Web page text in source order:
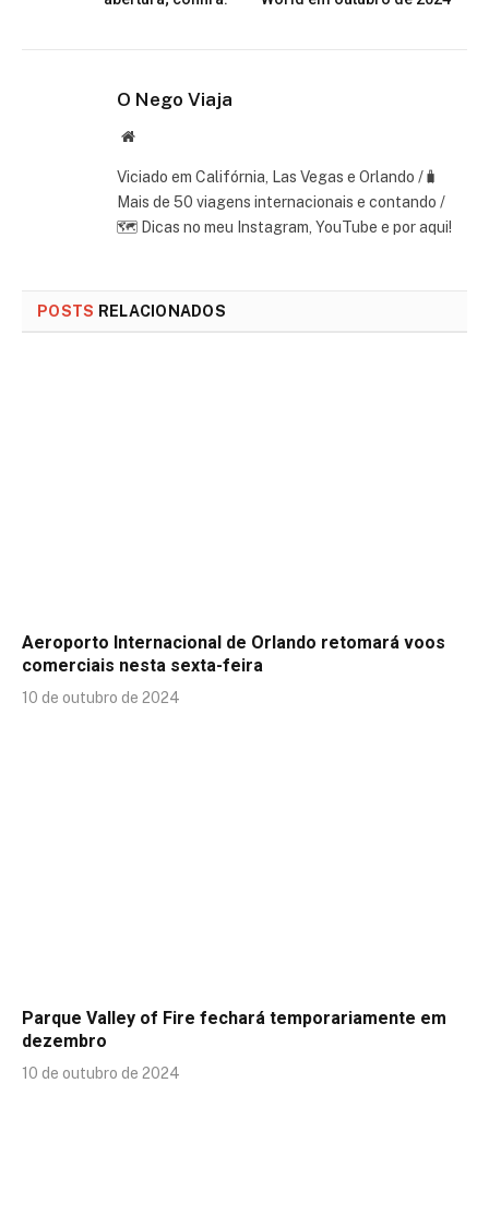
O Nego Viaja
Website
Viciado em Califórnia, Las Vegas e Orlando /🧳
Mais de 50 viagens internacionais e contando /
🗺 Dicas no meu Instagram, YouTube e por aqui!
POSTS RELACIONADOS
Aeroporto Internacional de Orlando retomará voos
comerciais nesta sexta-feira
10 de outubro de 2024
Parque Valley of Fire fechará temporariamente em
dezembro
10 de outubro de 2024